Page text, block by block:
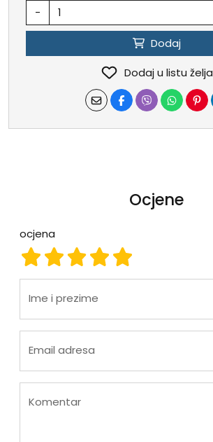
-
Dodaj
Dodaj u listu želja
Ocjene
ocjena
ocjena 5
ocjena 4
ocjena 3
ocjena 2
ocjena 1
Ime i prezime
Email adresa
Komentar